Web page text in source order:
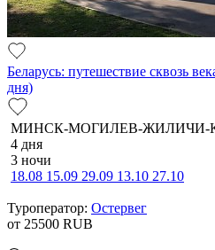
Беларусь: путешествие сквозь
дня)
МИНСК-МОГИЛЕВ-ЖИЛИЧИ-
4 дня
3 ночи
18.08 15.09 29.09 13.10 27.10
Туроператор: Остервег
от 25500 RUB